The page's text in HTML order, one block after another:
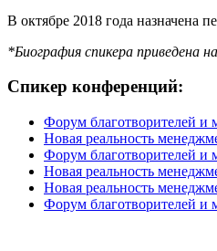
В октябре 2018 года назначена
*Биография спикера приведена
Спикер конференций:
Форум благотворителей и
Новая реальность
Форум благотворителей и
Новая реальность
Новая реальность
Форум благотворителей и